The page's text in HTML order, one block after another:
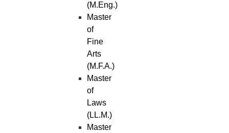
(M.Eng.)
Master
of
Fine
Arts
(M.F.A.)
Master
of
Laws
(LL.M.)
Master